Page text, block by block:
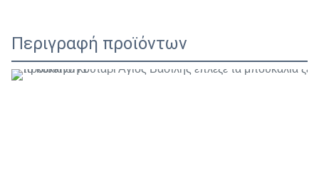
Περιγραφή προϊόντων